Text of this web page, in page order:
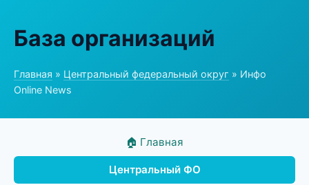
База организаций
Главная » Центральный федеральный округ » Инфо
Online News
🏠 Главная
Центральный ФО